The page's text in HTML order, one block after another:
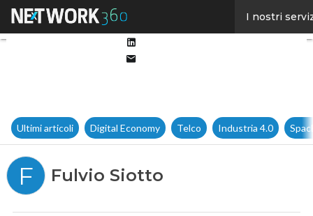
I nostri
Ultimi articoli Digital Economy Telco Industria 4.0
F Fulvio Siotto